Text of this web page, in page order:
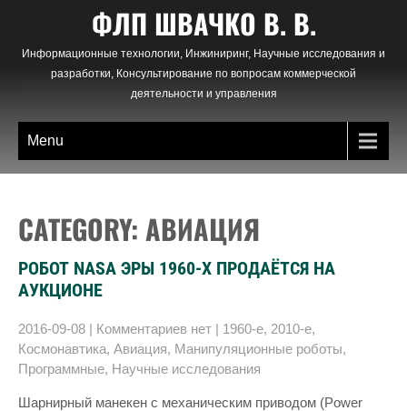
content
ФЛП ШВАЧКО В. В.
Информационные технологии, Инжиниринг, Научные исследования и
разработки, Консультирование по вопросам коммерческой
деятельности и управления
Menu
CATEGORY: АВИАЦИЯ
РОБОТ NASA ЭРЫ 1960-Х ПРОДАЁТСЯ НА
АУКЦИОНЕ
2016-09-08 | Комментариев нет | 1960-е, 2010-е,
Космонавтика, Авиация, Манипуляционные роботы,
Программные, Научные исследования
Шарнирный манекен с механическим приводом (Power